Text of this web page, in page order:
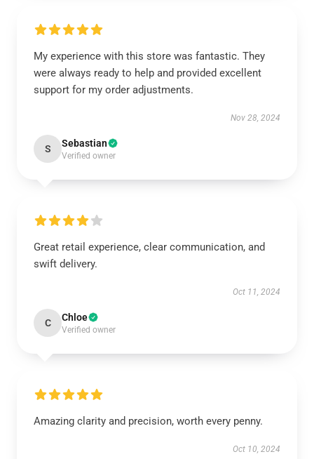
My experience with this store was fantastic. They
were always ready to help and provided excellent
support for my order adjustments.
Nov 28, 2024
S Sebastian
Verified owner
Great retail experience, clear communication, and
swift delivery.
Oct 11, 2024
C Chloe
Verified owner
Amazing clarity and precision, worth every penny.
Oct 10, 2024